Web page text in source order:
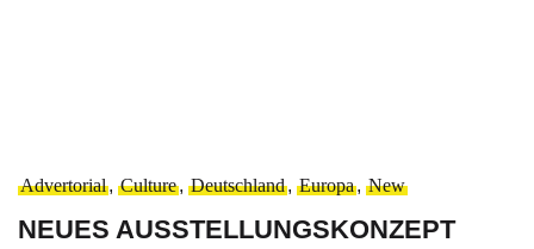
Advertorial, Culture, Deutschland, Europa, New
NEUES AUSSTELLUNGSKONZEPT